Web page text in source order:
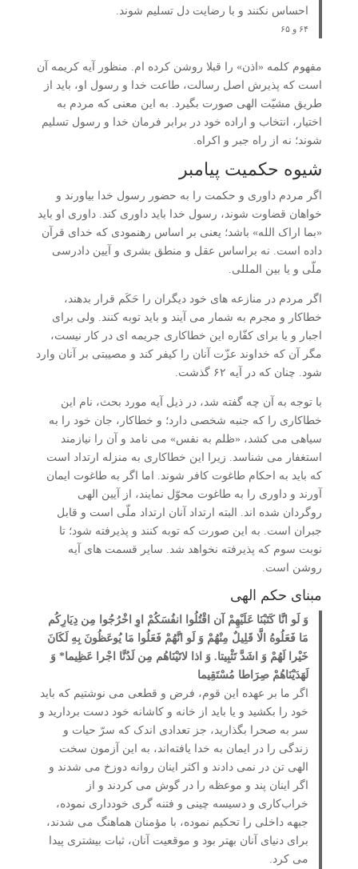
احساس نکنند و با رضایت دل تسلیم شوند.
۶۴ و ۶۵
مفهوم کلمه «اذن» را قبلا روشن کرده ام. منظور آیه کریمه آن
است که پذیرش اصل رسالت، طاعت خدا و رسول او، باید از
طریق مشیّت الهی صورت بگیرد. به این معنی که مردم به
اختیار، انتخاب و اراده خود در برابر فرمان خدا و رسول تسلیم
شوند؛ نه از راه جبر و اکراه.
شیوه حکمیت پیامبر
اگر مردم داوری و حکمت را به حضور رسول خدا بیاورند و
خواهان قضاوت شوند، رسول خدا باید داوری کند. داوری او باید
«بما اراک الله» باشد؛ یعنی بر اساس رهنمودی که خدای قرآن
داده است. نه براساس عقل و منطق بشری و آیین دادرسی
ملّی و یا بین المللی.
اگر مردم در منازعه های خود دیگران را حَکَم قرار بدهند،
خطاکار و مجرم به شمار می آیند و باید توبه کنند. ولی برای
اجبار و یا برای کفّاره این خطاکاری جریمه ای در کار نیست،
مگر آن که خداوند عزّت آنان را کیفر کند و مصیبتی بر آنان وارد
شود. چنان که در آیه ۶۲ گذشت.
با توجه به آن چه گفته شد، در ذیل آیه مورد بحث، نام این
خطاکاری را که جنبه شخصی دارد؛ و خطاکار، جان خود را به
سیاهی می کشد، «ظلم به نفس» می نامد و آن را نیازمند
استغفار می شناسد. زیرا این خطاکاری به منزله ارتداد است
که باید به احکام طاغوت کافر شوند. اما اگر به طاغوت ایمان
آورند و داوری را به طاغوت محوّل نمایند، از آیین الهی
روگردان شده اند. البته ارتداد آنان ارتداد ملّی است و قابل
جبران است. به این صورت که توبه کنند و پذیرفته شود؛ تا
نوبت سوم که پذیرفته نخواهد شد. سایر قسمت های آیه
روشن است.
مبنای حکم الهی
وَ لَو انَّا کَتَبْنَا عَلَیْهِمْ آن اقْتُلُوا انفُسَکُمْ اوِ اخْرُجُوا مِن دِیَارِکُم
مَا فَعَلُوهُ الَّا قَلِیلٌ مِنْهُمْ وَ لَو انَّهُمْ فَعَلُوا مَا یُوعَظُونَ بِهِ لَکَانَ
خَیْرا لَهُمْ وَ اشَدَّ تَثْبِیتا. وَ اذا لاتَیْنَاهُم مِن لَدُنَّا اجْرا عَظِیما* وَ
لَهَدَیْنَاهُمْ صِرَاطا مُسْتَقِیما
اگر ما بر عهده این قوم، فرض و قطعی می ­نوشتیم که باید
خود را بکشید و یا باید از خانه و کاشانه خود دست بردارید و
سر به صحرا بگذارید، جز تعدادی اندک که سرّ حیات و
زندگی را در ایمان به خدا یافته‌اند، به این آزمون سخت
الهی تن در نمی ­دادند و اکثر اینان روانه دوزخ می ­شدند و
اگر اینان پند و موعظه را در گوش می­ کردند و از
خراب‌کاری و دسیسه ­چینی و فتنه ­گری خودداری نموده،
جبهه داخلی را تحکیم نموده، با مؤمنان هماهنگ می ­شدند،
برای دنیای آنان بهتر بود و موقعیت آنان، ثبات بیشتری پیدا
می ­کرد.